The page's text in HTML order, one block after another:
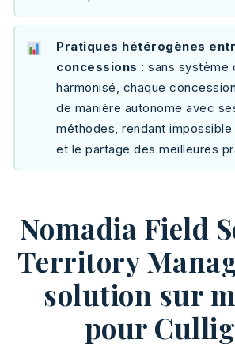
Pratiques hétérogènes
concessions : sans système
harmonisé, chaque
de manière autonome avec
méthodes, rendant
et le partage des meilleures
Nomadia Field
Territory
solution sur
pour